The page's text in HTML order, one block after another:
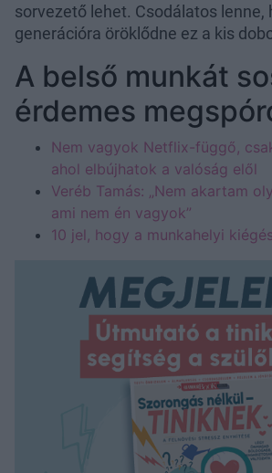
sorvezető lehet. Csodálatos lenne,
generációra öröklődne ez a kis
A belső munkát
érdemes
Nem vagyok Netflix-függő,
ahol elbújhatok a valóság elől
Veréb Tamás: „Nem akartam
ami nem én vagyok”
10 jel, hogy a munkahelyi